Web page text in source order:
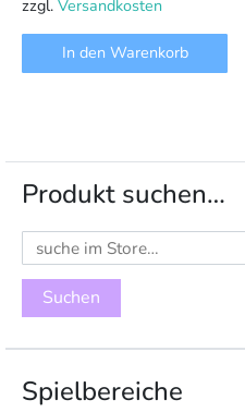
zzgl. Versandkosten
In den Warenkorb
Produkt suchen…
Suchen
nach:
Spielbereiche